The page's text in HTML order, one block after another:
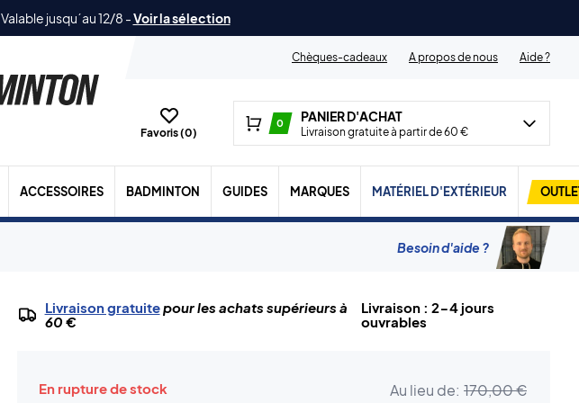
Valable jusqu´au 12/8 -Voir la sélection
Chèques-cadeaux
A propos de nous Aide ?
Favoris (0)
0 PANIER D'ACHAT
Livraison gratuite à partir de 60 €
ACCESSOIRES BADMINTON GUIDES MARQUES MATÉRIEL D'EXTÉRIEUR
Besoin d'aide ?
Livraison gratuitepour les achats supérieurs à
60 €
Livraison : 2-4 jours
ouvrables
En rupture de stock Au lieu de: 170,00 €